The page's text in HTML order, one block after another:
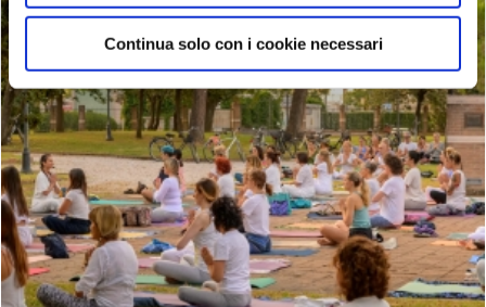
Continua solo con i cookie necessari